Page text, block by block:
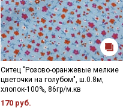
Ситец "Розово-оранжевые мелкие
цветочки на голубом", ш.0.8м,
хлопок-100%, 86гр/м.кв
170 руб.